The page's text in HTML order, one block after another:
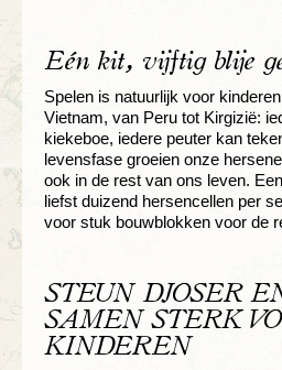
Eén kit, vijftig blije
Spelen is natuurlijk voor
Vietnam, van Peru tot Kirgizië:
kiekeboe, iedere peuter kan
levensfase groeien onze
ook in de rest van ons leven.
liefst duizend hersencellen per
voor stuk bouwblokken voor de
STEUN DJOSER
SAMEN STERK
KINDEREN